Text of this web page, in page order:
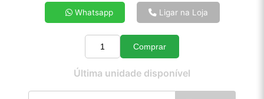
4x de R$ 23,71
5x de R$ 19,10
10x de R$ 9,88
Whatsapp Ligar na Loja
Quantidade
Comprar
Última unidade disponível